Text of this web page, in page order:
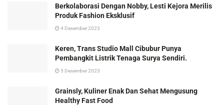
Berkolaborasi Dengan Nobby, Lesti Kejora Merilis
Produk Fashion Eksklusif
4 Desember 2023
Keren, Trans Studio Mall Cibubur Punya
Pembangkit Listrik Tenaga Surya Sendiri.
5 Desember 2023
Grainsly, Kuliner Enak Dan Sehat Mengusung
Healthy Fast Food